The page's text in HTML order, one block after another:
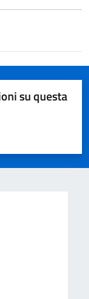
su questa